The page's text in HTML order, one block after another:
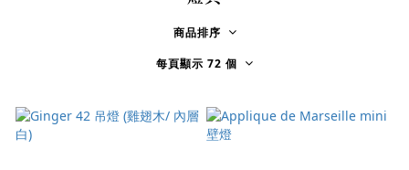
新品到貨｜日本燈具品牌 Ambientec 年度新品 Barcarolle 臺中樂
商品排序
每頁顯示 72 個